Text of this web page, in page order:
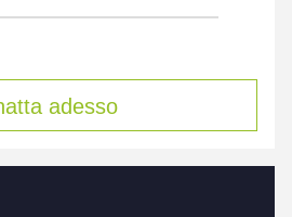
adesso